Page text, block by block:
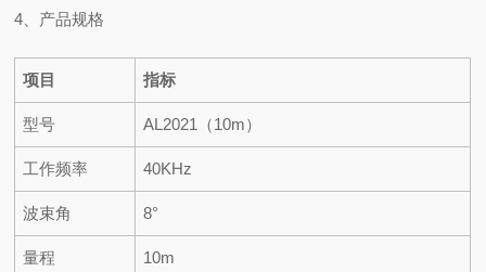
4、产品规格
项目 指标
型号 AL2021（10m）
工作频率 40KHz
波束角 8°
量程 10m